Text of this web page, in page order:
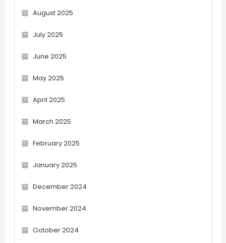
August 2025
July 2025
June 2025
May 2025
April 2025
March 2025
February 2025
January 2025
December 2024
November 2024
October 2024